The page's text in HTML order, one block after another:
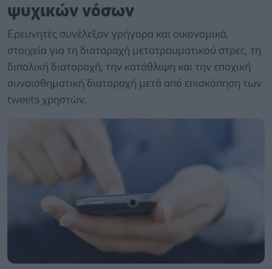
ψυχικών νόσων
Ερευνητές συνέλεξαν γρήγορα και οικονομικά,
στοιχεία για τη διαταραχή μετατραυματικού στρες, τη
διπολική διαταραχή, την κατάθλιψη και την εποχική
συναισθηματική διαταραχή μετά από επισκόπηση των
tweets χρηστών.